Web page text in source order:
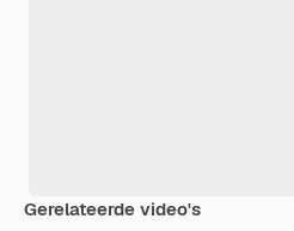
Gerelateerde video's